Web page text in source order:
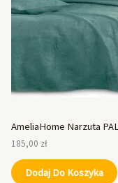
AmeliaHome Narzuta
185,00 zł
Dodaj Do Koszyka